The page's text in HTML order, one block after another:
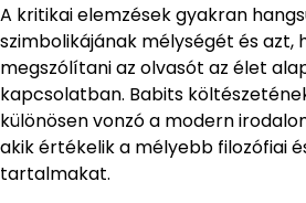
A kritikai elemzések gyakran
szimbolikájának mélységét és azt,
megszólítani az olvasót az élet
kapcsolatban. Babits
különösen vonzó a modern
akik értékelik a mélyebb filozófiai
tartalmakat.